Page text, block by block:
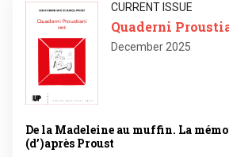
Image CURRENT ISSUE
Quaderni
December 2025
De la Madeleine au muffin. La
(d’)après Proust